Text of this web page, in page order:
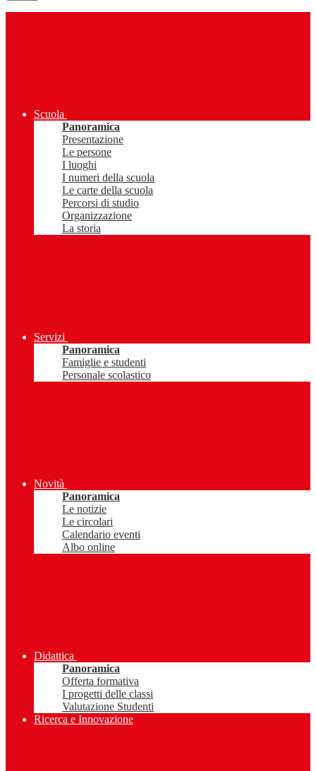
Scuola
Panoramica
Presentazione
Le persone
I luoghi
I numeri della scuola
Le carte della scuola
Percorsi di studio
Organizzazione
La storia
Servizi
Panoramica
Famiglie e studenti
Personale scolastico
Novità
Panoramica
Le notizie
Le circolari
Calendario eventi
Albo online
Didattica
Panoramica
Offerta formativa
I progetti delle classi
Valutazione Studenti
Ricerca e Innovazione